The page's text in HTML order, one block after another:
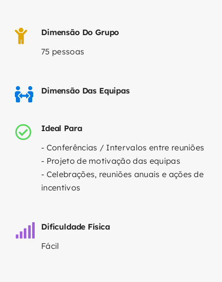
Dimensão Do Grupo
75 pessoas
Dimensão Das Equipas
Ideal Para
- Conferências / Intervalos entre reuniões
- Projeto de motivação das equipas
- Celebrações, reuniões anuais e ações de
incentivos
Dificuldade Física
Fácil